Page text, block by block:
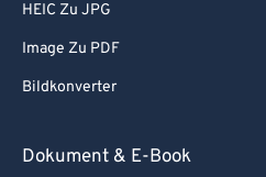
HEIC Zu JPG
Image Zu PDF
Bildkonverter
Dokument & E-Book